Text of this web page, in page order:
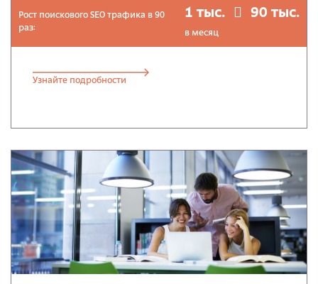
Рост поискового SEO трафика в 90
раз:
1 тыс. 90 тыс.
в месяц
Узнайте подробности